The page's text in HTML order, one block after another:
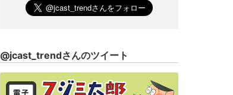
@jcast_trendさんのツイート